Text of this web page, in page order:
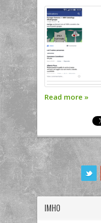
Read more »
IMHO